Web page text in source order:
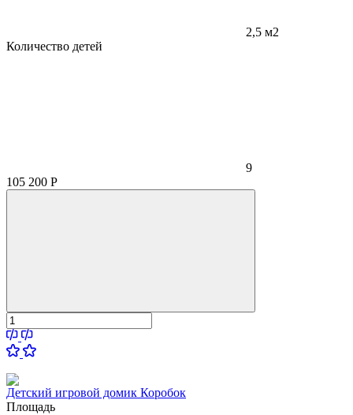
2,5 м2
Количество детей
9
105 200 Р
Детский игровой домик Коробок
Площадь